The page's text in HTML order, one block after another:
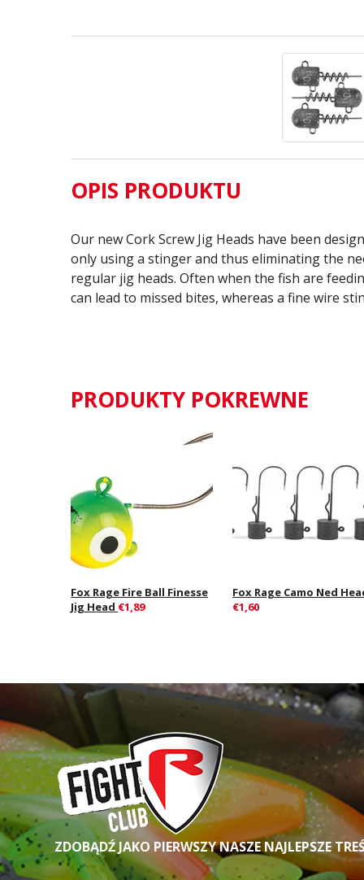
OPIS PRODUKTU
Our new Cork Screw Jig Heads have been
only using a stinger and thus eliminating the
regular jig heads. Often when the fish are
can lead to missed bites, whereas a fine wire
PRODUKTY POKREWNE
Fox Rage Fire Ball Finesse
Jig Head €1,89
Fox Rage Camo Ned
€1,60
ZDOBĄDŹ JAKO PIERWSZY NASZE NAJLEPSZE